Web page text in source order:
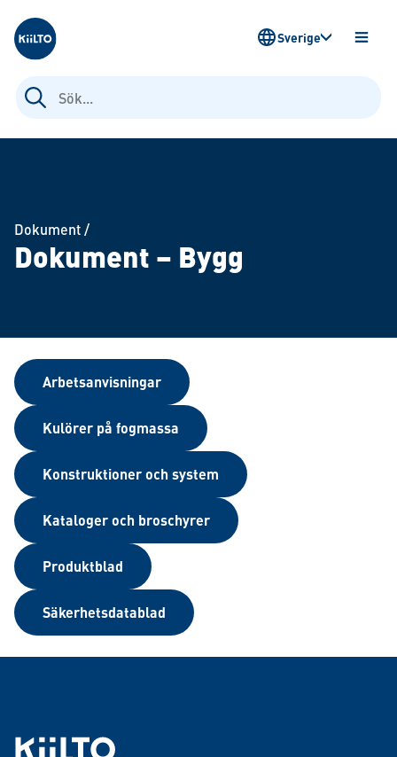
Kiilto Sweden
Sök
efter:
Sverige
Dokument/
Dokument – Bygg
Arbetsanvisningar
Kulörer på fogmassa
Konstruktioner och system
Kataloger och broschyrer
Produktblad
Säkerhetsdatablad